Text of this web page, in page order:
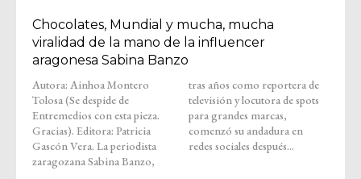
Chocolates, Mundial y mucha, mucha
viralidad de la mano de la influencer
aragonesa Sabina Banzo
Autora: Ainhoa Montero
Tolosa (Se despide de
Entremedios con esta pieza.
Gracias). Editora: Patricia
Gascón Vera. La periodista
zaragozana Sabina Banzo,
tras años como reportera de
televisión y locutora de spots
para grandes marcas,
comenzó su andadura en
redes sociales después...